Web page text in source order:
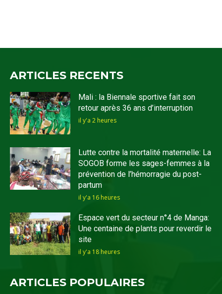
ARTICLES RECENTS
Mali : la Biennale sportive fait son
retour après 36 ans d’interruption
il y'a 2 heures
Lutte contre la mortalité maternelle: La
SOGOB forme les sages-femmes à la
prévention de l’hémorragie du post-
partum
il y'a 16 heures
Espace vert du secteur n°4 de Manga:
Une centaine de plants pour reverdir le
site
il y'a 18 heures
ARTICLES POPULAIRES